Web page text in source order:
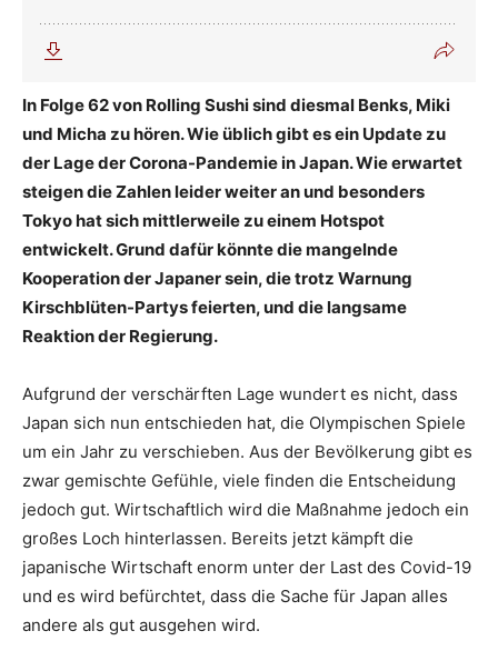
In Folge 62 von Rolling Sushi sind diesmal Benks, Miki
und Micha zu hören. Wie üblich gibt es ein Update zu
der Lage der Corona-Pandemie in Japan. Wie erwartet
steigen die Zahlen leider weiter an und besonders
Tokyo hat sich mittlerweile zu einem Hotspot
entwickelt. Grund dafür könnte die mangelnde
Kooperation der Japaner sein, die trotz Warnung
Kirschblüten-Partys feierten, und die langsame
Reaktion der Regierung.
Aufgrund der verschärften Lage wundert es nicht, dass
Japan sich nun entschieden hat, die Olympischen Spiele
um ein Jahr zu verschieben. Aus der Bevölkerung gibt es
zwar gemischte Gefühle, viele finden die Entscheidung
jedoch gut. Wirtschaftlich wird die Maßnahme jedoch ein
großes Loch hinterlassen. Bereits jetzt kämpft die
japanische Wirtschaft enorm unter der Last des Covid-19
und es wird befürchtet, dass die Sache für Japan alles
andere als gut ausgehen wird.